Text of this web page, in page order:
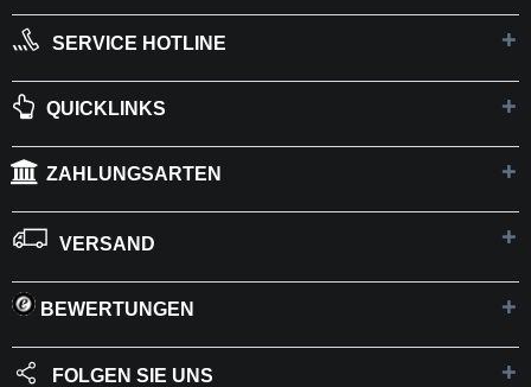
SERVICE HOTLINE
QUICKLINKS
ZAHLUNGSARTEN
VERSAND
BEWERTUNGEN
FOLGEN SIE UNS